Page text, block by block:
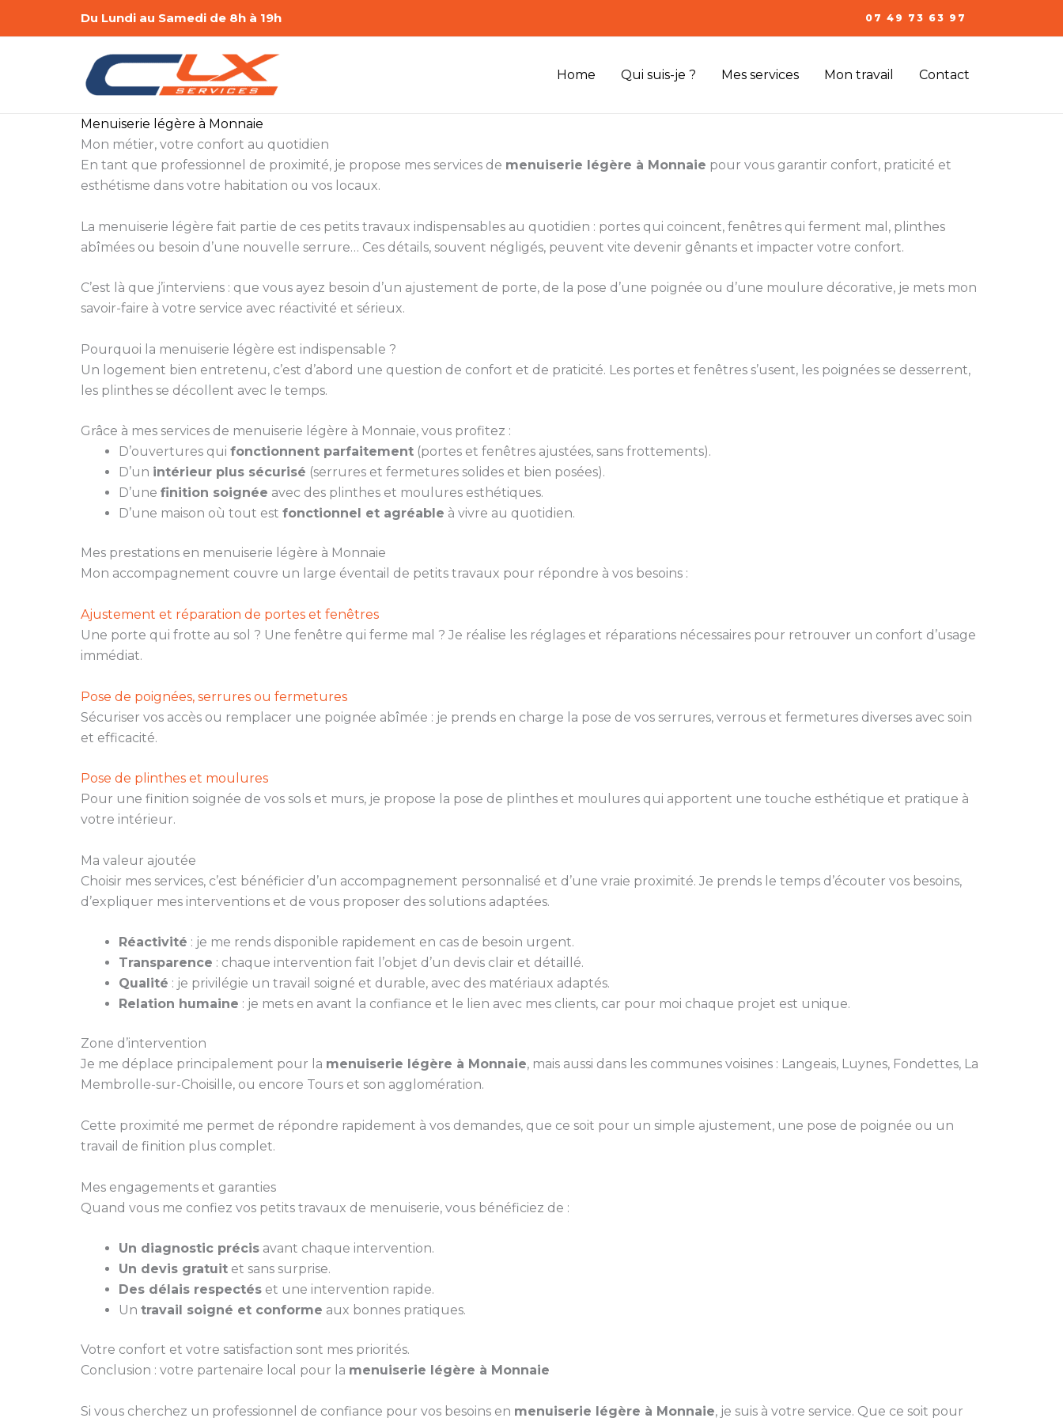
Du Lundi au Samedi de 8h à 19h 07 49 73 63 97
Home Qui suis-je ? Mes services Mon travail Contact
Menuiserie légère à Monnaie
Mon métier, votre confort au quotidien
En tant que professionnel de proximité, je propose mes services de menuiserie légère à Monnaie pour vous garantir confort, praticité et
esthétisme dans votre habitation ou vos locaux.
La menuiserie légère fait partie de ces petits travaux indispensables au quotidien : portes qui coincent, fenêtres qui ferment mal, plinthes
abîmées ou besoin d’une nouvelle serrure… Ces détails, souvent négligés, peuvent vite devenir gênants et impacter votre confort.
C’est là que j’interviens : que vous ayez besoin d’un ajustement de porte, de la pose d’une poignée ou d’une moulure décorative, je mets mon
savoir-faire à votre service avec réactivité et sérieux.
Pourquoi la menuiserie légère est indispensable ?
Un logement bien entretenu, c’est d’abord une question de confort et de praticité. Les portes et fenêtres s’usent, les poignées se desserrent,
les plinthes se décollent avec le temps.
Grâce à mes services de menuiserie légère à Monnaie, vous profitez :
D’ouvertures qui fonctionnent parfaitement (portes et fenêtres ajustées, sans frottements).
D’un intérieur plus sécurisé (serrures et fermetures solides et bien posées).
D’une finition soignée avec des plinthes et moulures esthétiques.
D’une maison où tout est fonctionnel et agréable à vivre au quotidien.
Mes prestations en menuiserie légère à Monnaie
Mon accompagnement couvre un large éventail de petits travaux pour répondre à vos besoins :
Ajustement et réparation de portes et fenêtres
Une porte qui frotte au sol ? Une fenêtre qui ferme mal ? Je réalise les réglages et réparations nécessaires pour retrouver un confort d’usage
immédiat.
Pose de poignées, serrures ou fermetures
Sécuriser vos accès ou remplacer une poignée abîmée : je prends en charge la pose de vos serrures, verrous et fermetures diverses avec soin
et efficacité.
Pose de plinthes et moulures
Pour une finition soignée de vos sols et murs, je propose la pose de plinthes et moulures qui apportent une touche esthétique et pratique à
votre intérieur.
Ma valeur ajoutée
Choisir mes services, c’est bénéficier d’un accompagnement personnalisé et d’une vraie proximité. Je prends le temps d’écouter vos besoins,
d’expliquer mes interventions et de vous proposer des solutions adaptées.
Réactivité : je me rends disponible rapidement en cas de besoin urgent.
Transparence : chaque intervention fait l’objet d’un devis clair et détaillé.
Qualité : je privilégie un travail soigné et durable, avec des matériaux adaptés.
Relation humaine : je mets en avant la confiance et le lien avec mes clients, car pour moi chaque projet est unique.
Zone d’intervention
Je me déplace principalement pour la menuiserie légère à Monnaie, mais aussi dans les communes voisines : Langeais, Luynes, Fondettes, La
Membrolle-sur-Choisille, ou encore Tours et son agglomération.
Cette proximité me permet de répondre rapidement à vos demandes, que ce soit pour un simple ajustement, une pose de poignée ou un
travail de finition plus complet.
Mes engagements et garanties
Quand vous me confiez vos petits travaux de menuiserie, vous bénéficiez de :
Un diagnostic précis avant chaque intervention.
Un devis gratuit et sans surprise.
Des délais respectés et une intervention rapide.
Un travail soigné et conforme aux bonnes pratiques.
Votre confort et votre satisfaction sont mes priorités.
Conclusion : votre partenaire local pour la menuiserie légère à Monnaie
Si vous cherchez un professionnel de confiance pour vos besoins en menuiserie légère à Monnaie, je suis à votre service. Que ce soit pour